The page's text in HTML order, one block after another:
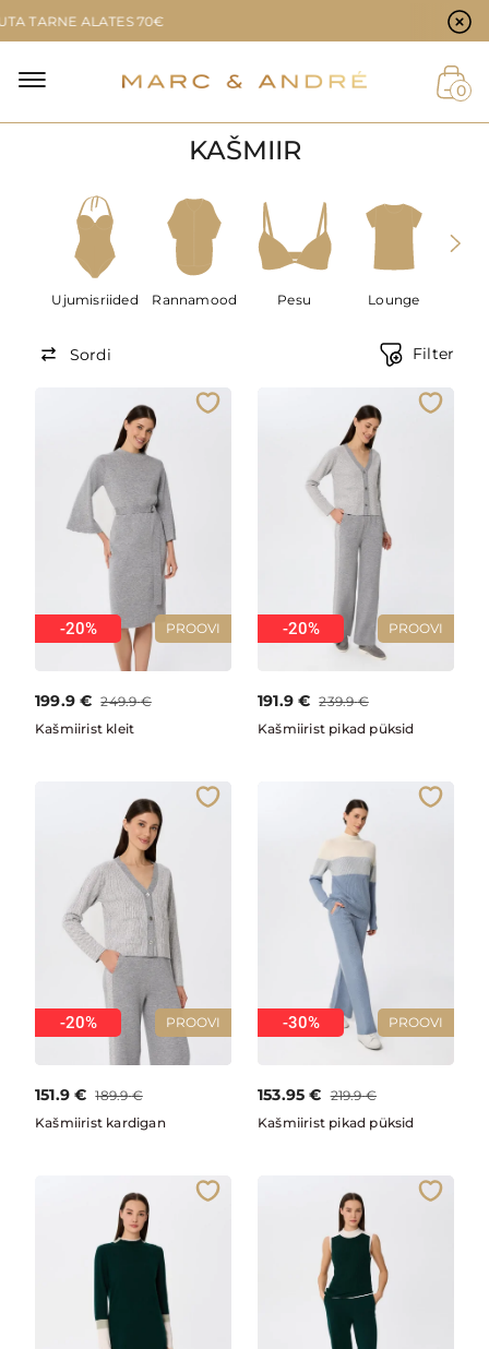
0
ALATES 70€
KAŠMIIR
Ujumisriided Rannamood Pesu Lounge
Sordi Filter
PROOVI
-20%
199.9 € 249.9 €
Kašmiirist kleit
PROOVI
-20%
191.9 € 239.9 €
Kašmiirist pikad püksid
PROOVI
-20%
151.9 € 189.9 €
Kašmiirist kardigan
PROOVI
-30%
153.95 € 219.9 €
Kašmiirist pikad püksid